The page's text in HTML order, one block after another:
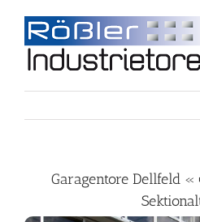
content
Garagentore Dellfeld